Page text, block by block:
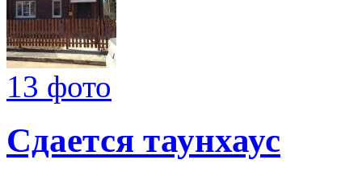
13 фото
Сдается таунхаус